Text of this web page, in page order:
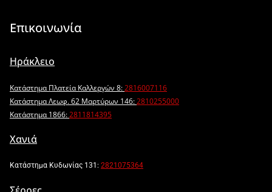
Επικοινωνία
Ηράκλειο
Κατάστημα Πλατεία Καλλεργών 8:2816007116
Κατάστημα Λεωφ. 62 Μαρτύρων 146:2810255000
Κατάστημα 1866:2811814395
Χανιά
Κατάστημα Κυδωνίας 131: 2821075364